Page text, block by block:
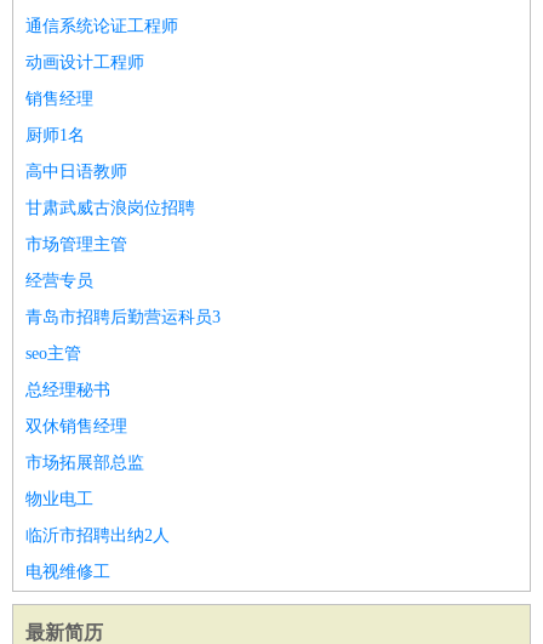
通信系统论证工程师
动画设计工程师
销售经理
厨师1名
高中日语教师
甘肃武威古浪岗位招聘
市场管理主管
经营专员
青岛市招聘后勤营运科员3
seo主管
总经理秘书
双休销售经理
市场拓展部总监
物业电工
临沂市招聘出纳2人
电视维修工
最新简历